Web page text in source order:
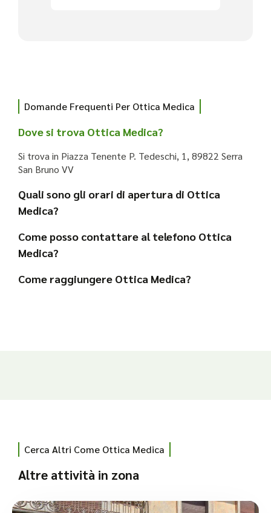
Domande Frequenti Per Ottica Medica
Dove si trova Ottica Medica?
Si trova in Piazza Tenente P. Tedeschi, 1, 89822 Serra
San Bruno VV
Quali sono gli orari di apertura di Ottica
Medica?
Come posso contattare al telefono Ottica
Medica?
Come raggiungere Ottica Medica?
Cerca Altri Come Ottica Medica
Altre attività in zona